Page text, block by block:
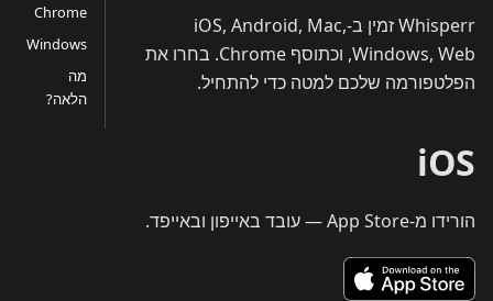
Whisperr זמין ב-iOS, Android, Mac,
Windows, Web, וכתוסף Chrome. בחרו את
הפלטפורמה שלכם למטה כדי להתחיל.
iOS
הורידו מ-App Store — עובד באייפון ובאייפד.
Chrome
Windows
מה
הלאה?